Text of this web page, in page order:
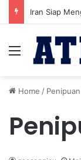
Menu
Home /